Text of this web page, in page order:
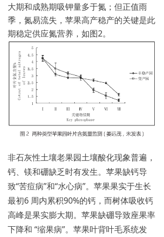
大期和成熟期吸钾量多于氮；但正值雨
季，氮易流失，苹果高产稳产的关键是此
期稳定供应氮营养，如图2。
非石灰性土壤老果园土壤酸化现象普遍，
钙、镁和硼缺乏时有发生。苹果缺钙导
致“苦痘病”和“水心病”。苹果果实于生长
最初6 周内累积90%的钙，而树体吸收钙
高峰是果实膨大期。苹果缺硼导致座果率
下降和 “缩果病”。苹果叶背叶毛系统发